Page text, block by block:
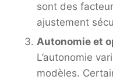
sont des
ajustement
Autonomie et
L’autonomie
modèles.